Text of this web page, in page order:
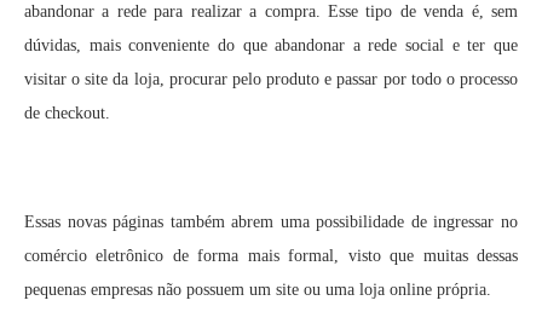
abandonar a rede para realizar a compra. Esse tipo de venda é, sem
dúvidas, mais conveniente do que abandonar a rede social e ter que
visitar o site da loja, procurar pelo produto e passar por todo o processo
de checkout.
Essas novas páginas também abrem uma possibilidade de ingressar no
comércio eletrônico de forma mais formal, visto que muitas dessas
pequenas empresas não possuem um site ou uma loja online própria.